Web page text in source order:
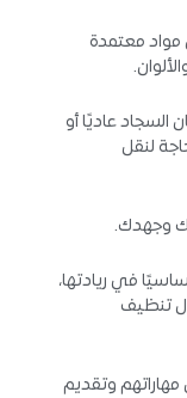
مواد معتمدة
السجاد عاديًا أو
لنقل
وجهدك.
في ريادتها،
تنظيف
وتقديم